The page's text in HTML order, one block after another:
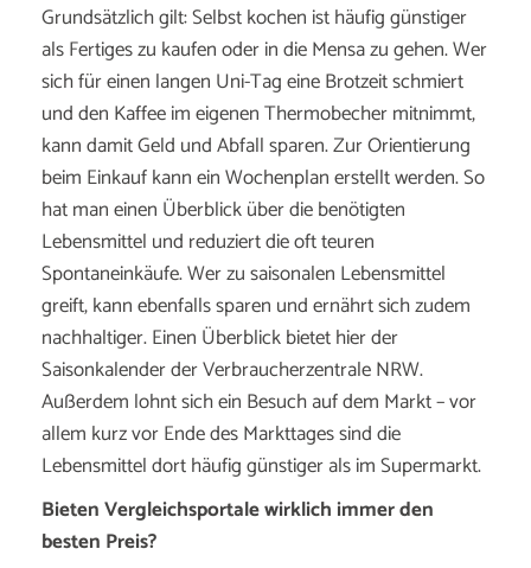
Grundsätzlich gilt: Selbst kochen ist häufig günstiger
als Fertiges zu kaufen oder in die Mensa zu gehen. Wer
sich für einen langen Uni-Tag eine Brotzeit schmiert
und den Kaffee im eigenen Thermobecher mitnimmt,
kann damit Geld und Abfall sparen. Zur Orientierung
beim Einkauf kann ein Wochenplan erstellt werden. So
hat man einen Überblick über die benötigten
Lebensmittel und reduziert die oft teuren
Spontaneinkäufe. Wer zu saisonalen Lebensmittel
greift, kann ebenfalls sparen und ernährt sich zudem
nachhaltiger. Einen Überblick bietet hier der
Saisonkalender der Verbraucherzentrale NRW.
Außerdem lohnt sich ein Besuch auf dem Markt – vor
allem kurz vor Ende des Markttages sind die
Lebensmittel dort häufig günstiger als im Supermarkt.
Bieten Vergleichsportale wirklich immer den
besten Preis?